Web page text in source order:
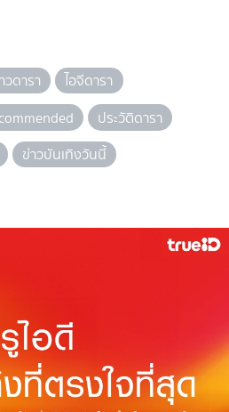
วดารา
ไอจีดารา
ประวัติดารา
ข่าวบันเทิงวันนี้